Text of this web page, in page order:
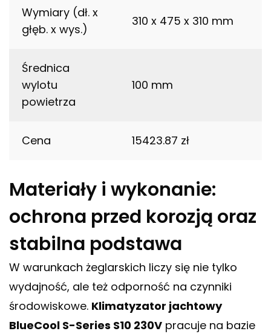
Wymiary (dł. x
głęb. x wys.)
310 x 475 x 310 mm
Średnica
wylotu
powietrza
100 mm
Cena 15423.87 zł
Materiały i wykonanie:
ochrona przed korozją oraz
stabilna podstawa
W warunkach żeglarskich liczy się nie tylko
wydajność, ale też odporność na czynniki
środowiskowe. Klimatyzator jachtowy
BlueCool S-Series S10 230V pracuje na bazie